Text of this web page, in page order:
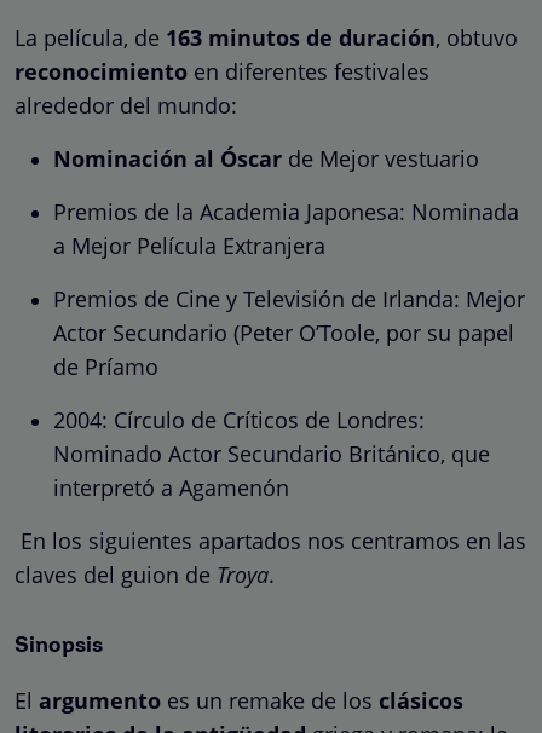
La película, de 163 minutos de duración, obtuvo
reconocimiento en diferentes festivales
alrededor del mundo:
Nominación al Óscar de Mejor vestuario
Premios de la Academia Japonesa: Nominada
a Mejor Película Extranjera
Premios de Cine y Televisión de Irlanda: Mejor
Actor Secundario (Peter O’Toole, por su papel
de Príamo
2004: Círculo de Críticos de Londres:
Nominado Actor Secundario Británico, que
interpretó a Agamenón
En los siguientes apartados nos centramos en las
claves del guion de Troya.
Sinopsis
El argumento es un remake de los clásicos